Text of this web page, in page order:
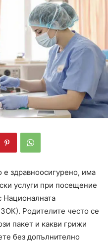
е здравноосигурено, има
услуги при посещение
Националната
Родителите често се
пакет и какви грижи
без допълнително